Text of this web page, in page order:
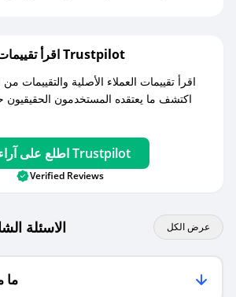
اقرأ تقييمات واراء العملاء على Trustpilot
اقرأ تقييمات العملاء الأصلية والتقييمات
اكتشف ما يعتقده المستخدمون الحقيقيون
اطلع على آراء عملائنا على Trustpilot
Verified Reviews
الاسئلة عرض الكل
ما